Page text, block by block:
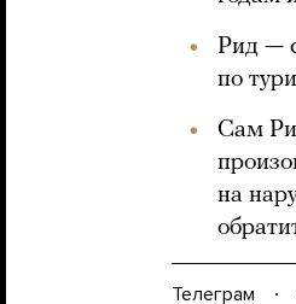
Рид —
по
Сам
на
Телеграм